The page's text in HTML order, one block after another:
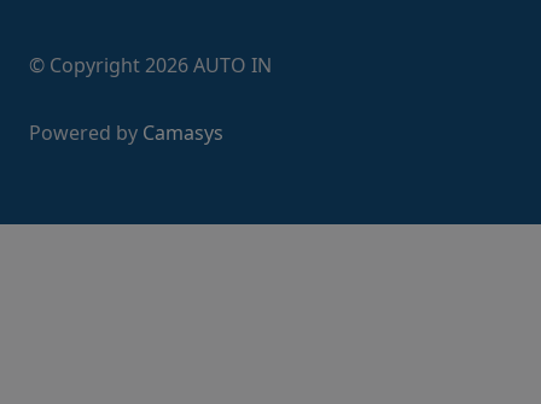
© Copyright2026AUTO IN
Powered by Camasys